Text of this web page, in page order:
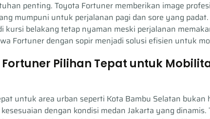
penting. Toyota Fortuner memberikan image
mumpuni untuk perjalanan pagi dan sore yang
kursi belakang tetap nyaman meski perjalanan
Fortuner dengan sopir menjadi solusi efisien untuk
Pilihan Tepat untuk
untuk area urban seperti Kota Bambu Selatan
dengan kondisi medan Jakarta yang